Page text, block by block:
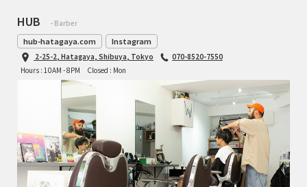
HUB - Barber
hub-hatagaya.com Instagram
2-25-2, Hatagaya, Shibuya, Tokyo
070-8520-7550
Hours : 10AM - 8PM
Closed : Mon